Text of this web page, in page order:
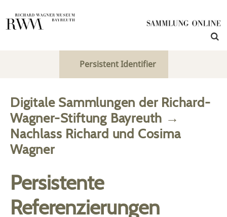
Persistent Identifier
Digitale Sammlungen der Richard-
Wagner-Stiftung Bayreuth →
Nachlass Richard und Cosima
Wagner
Persistente
Referenzierungen